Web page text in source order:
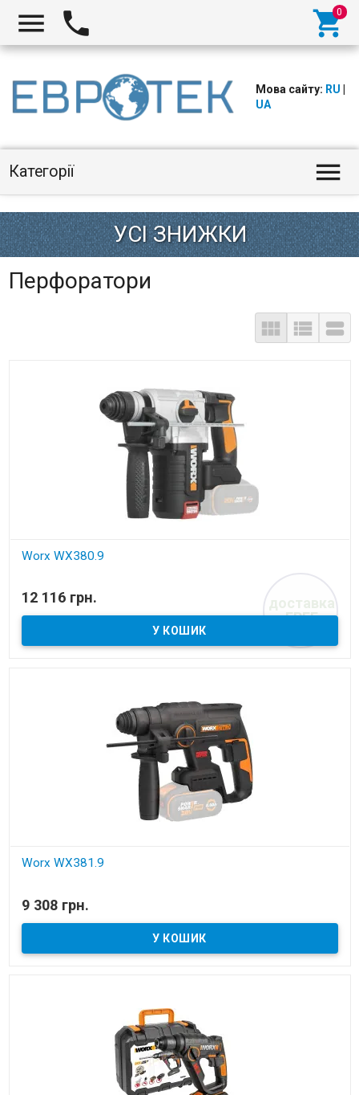
  
Мова сайту: RU
UA
Категорії 
Перфоратори
  
Worx WX380.9
12 116 грн.
доставка
FREE
Worx WX381.9
Перфоратор акумуляторний
9 308 грн.